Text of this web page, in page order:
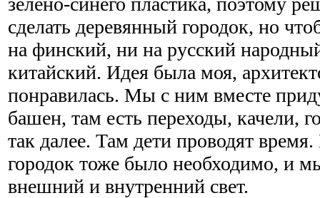
сделать деревянный городок, но
на финский, ни на русский
китайский. Идея была моя,
понравилась. Мы с ним вместе
башен, там есть переходы, качели,
так далее. Там дети проводят
городок тоже было необходимо, и
внешний и внутренний свет.